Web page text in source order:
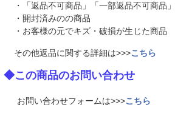
・「返品不可商品」「一部返品不可商品
・開封済みのの商品
・お客様の元でキズ・破損が生じた商品
その他返品に関する詳細は>>>こちら
◆この商品のお問い合わせ
お問い合わせフォームは>>>こちら